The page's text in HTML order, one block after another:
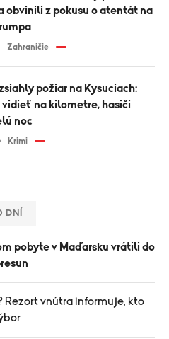
obvinili z pokusu o atentát na
Zahraničie
vidieť na kilometre, hasiči
noc
Krimi
DNÍ
pobyte v Maďarsku vrátili do
Rezort vnútra informuje, kto